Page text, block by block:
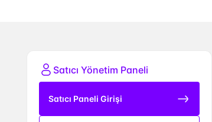
Satıcı Yönetim Paneli
Satıcı Paneli Girişi